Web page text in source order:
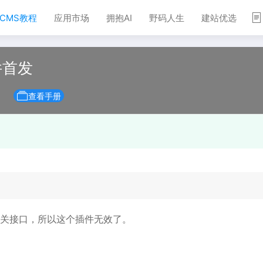
教程 应用市场 拥抱AI 野码人生 建站优选
发
查看手册
接口，所以这个插件无效了。